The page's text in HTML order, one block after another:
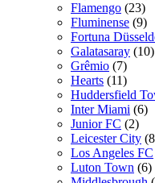
Flamengo (23)
Fluminense (9)
Fortuna
Galatasaray (10)
Grêmio (7)
Hearts (11)
Huddersfield
Inter Miami (6)
Junior FC (2)
Leicester City
Los Angeles FC
Luton Town (6)